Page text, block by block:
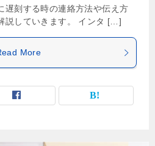
遅刻する時の連絡方法や伝え方
説していきます。 インタ […]
More